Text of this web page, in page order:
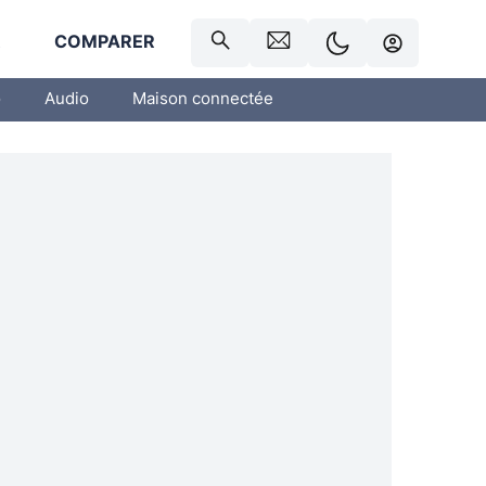
COMPARER
Audio Maison connectée